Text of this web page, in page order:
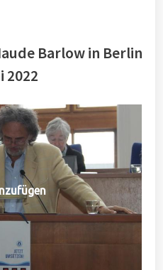
Barlow in Berlin
2022